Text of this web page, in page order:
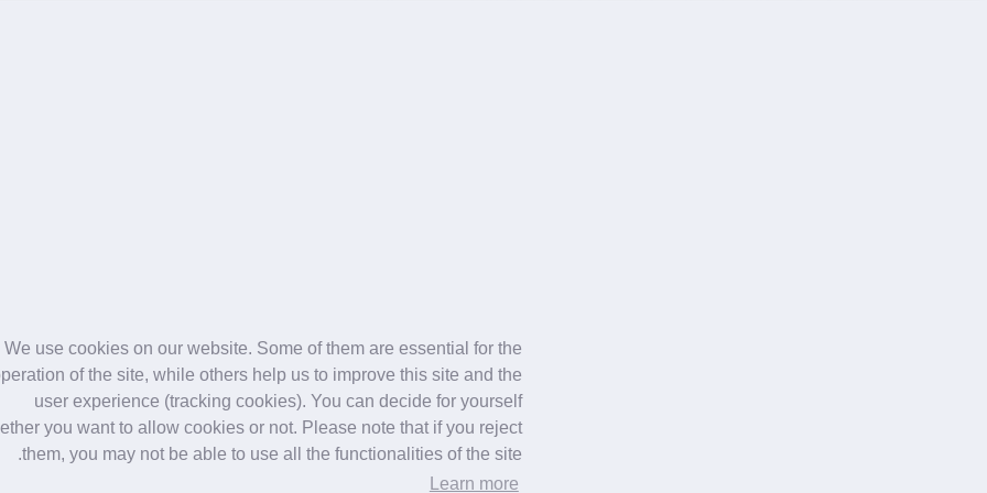
We use cookies on our website. Some of them are essential for the
of the site, while others help us to improve this site and the
user experience (tracking cookies). You can decide for yourself
you want to allow cookies or not. Please note that if you reject
them, you may not be able to use all the functionalities of the site.
Learn more